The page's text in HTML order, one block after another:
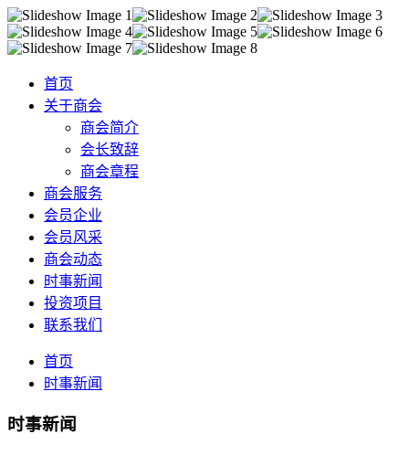
首页
关于商会
商会简介
会长致辞
商会章程
商会服务
会员企业
会员风采
商会动态
时事新闻
投资项目
联系我们
首页
时事新闻
时事新闻